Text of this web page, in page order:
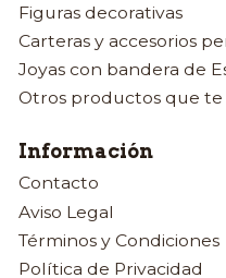
Figuras decorativas
Carteras y accesorios
Joyas con bandera de
Otros productos que
Información
Contacto
Aviso Legal
Términos y Condiciones
Política de Privacidad